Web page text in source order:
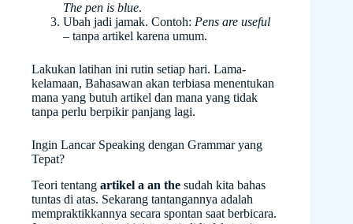
The pen is blue.
Ubah jadi jamak. Contoh: Pens are useful
– tanpa artikel karena umum.
Lakukan latihan ini rutin setiap hari. Lama-
kelamaan, Bahasawan akan terbiasa menentukan
mana yang butuh artikel dan mana yang tidak
tanpa perlu berpikir panjang lagi.
Ingin Lancar Speaking dengan Grammar yang
Tepat?
Teori tentang artikel a an the sudah kita bahas
tuntas di atas. Sekarang tantangannya adalah
mempraktikkannya secara spontan saat berbicara.